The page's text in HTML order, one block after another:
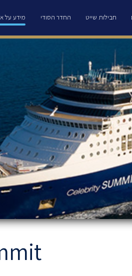
חבילות שייט החדר הסודי מידע על